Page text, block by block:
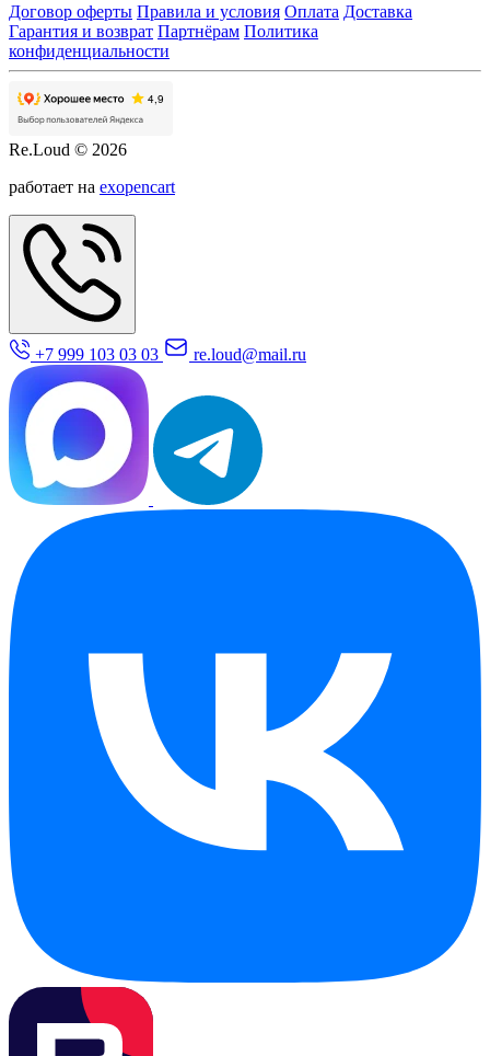
Договор оферты Правила и условия Оплата Доставка
Гарантия и возврат Партнёрам Политика
конфиденциальности
Re.Loud © 2026
работает на exopencart
+7 999 103 03 03 re.loud@mail.ru